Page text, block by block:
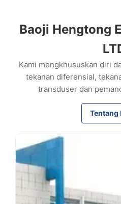
Baoji Hengtong
Kami mengkhususkan diri
tekanan diferensial,
transduser dan
Tentang